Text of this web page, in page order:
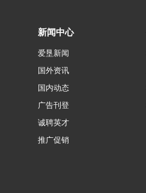
新闻中心
爱垦新闻
国外资讯
国内动态
广告刊登
诚聘英才
推广促销